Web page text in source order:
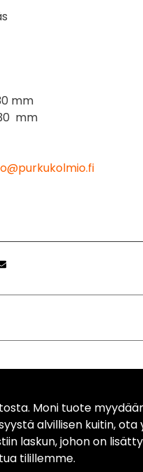
mm
mm
Moni tuote
alvillisen kuitin,
laskun, johon on
tilillemme.